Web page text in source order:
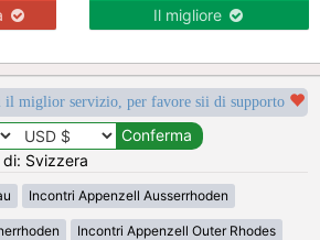
Il migliore
il miglior servizio, per favore sii di supporto
Svizzera
Incontri Appenzell Ausserrhoden
Incontri Appenzell Outer Rhodes